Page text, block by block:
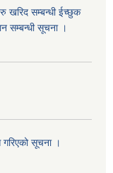
खरिद सम्बन्धी ईच्छुक
सम्बन्धी सूचना ।
गरिएको सूचना ।